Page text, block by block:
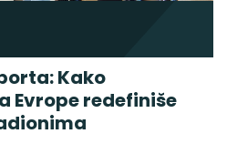
Kako
Evrope redefiniše